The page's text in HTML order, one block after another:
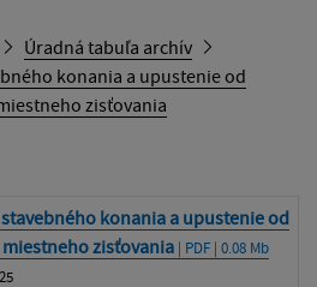
Úradná tabuľa archív
konania a upustenie od
zisťovania
konania a upustenie od
zisťovania | PDF | 0.08 Mb